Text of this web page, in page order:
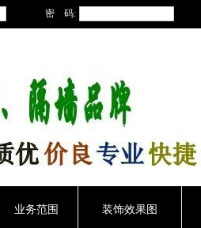
密 码:
业务范围 装饰效果图